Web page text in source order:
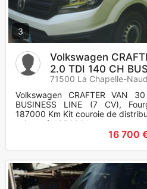
3
Volkswagen
2.0 TDI 140 CH
71500 La Chapelle-
Volkswagen CRAFTER VAN
BUSINESS LINE (7 CV),
187000 Km Kit couroie de
saisons à 185000 km
16 700